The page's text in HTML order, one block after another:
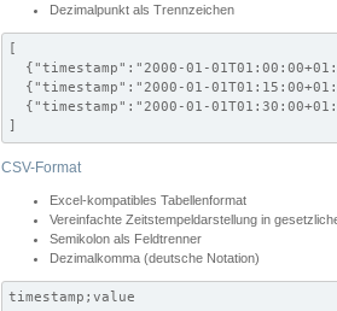
Dezimalpunkt als Trennzeichen
[
{"timestamp":"2000-01-
{"timestamp":"2000-01-
{"timestamp":"2000-01-
]
CSV-Format
Excel-kompatibles Tabellenformat
Vereinfachte Zeitstempeldarstellung in
Semikolon als Feldtrenner
Dezimalkomma (deutsche Notation)
timestamp;value